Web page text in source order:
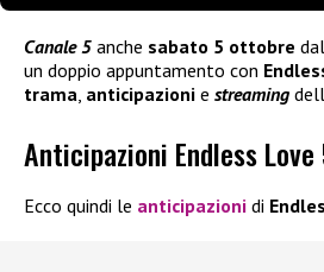
Canale 5 anche sabato 5 ottobre
un doppio appuntamento con
trama anticipazioni e streaming
Anticipazioni Endless
Ecco quindi le anticipazioni di